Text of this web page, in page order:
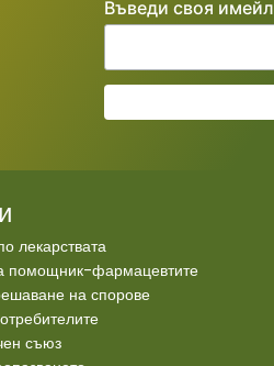
Въведи своя имейл
лекарствата
помощник-фармацевтите
на спорове
съюз